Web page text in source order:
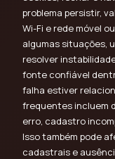
problema persistir,
Wi-Fi e rede móvel
algumas situações,
resolver
fonte confiável
falha estiver
frequentes incluem
erro, cadastro
Isso também pode
cadastrais e